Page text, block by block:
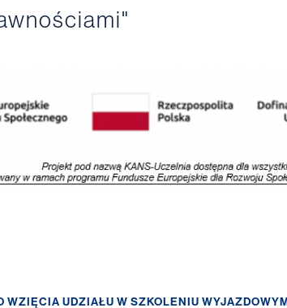
WZIĘCIA UDZIAŁU W SZKOLENIU